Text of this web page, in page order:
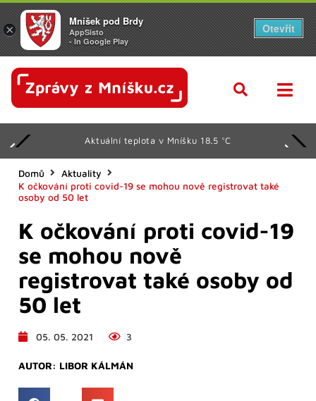
Aktuální teplota v Mníšku 18.5 °C
Domů
Aktuality
K očkování proti covid-19 se mohou nově registrovat také
osoby od 50 let
K očkování proti covid-19
se mohou nově
registrovat také osoby od
50 let
05. 05. 2021 3
AUTOR: LIBOR KÁLMÁN
×
Mníšek pod Brdy
AppSisto
- In Google Play
Otevřít